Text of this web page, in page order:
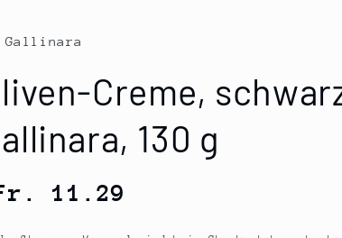
Gallinara
Creme,
130 g
11.29